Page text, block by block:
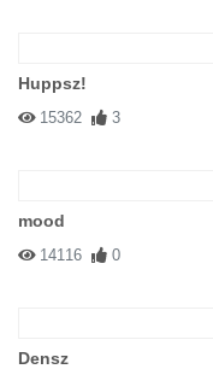
Huppsz!
15362 3
mood
14116 0
Densz